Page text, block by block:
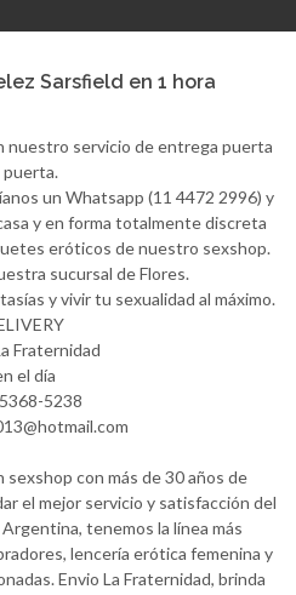
Sarsfield en 1 hora
nuestro servicio de entrega puerta
puerta.
un Whatsapp (11 4472 2996) y
y en forma totalmente discreta
eróticos de nuestro sexshop.
sucursal de Flores.
y vivir tu sexualidad al máximo.
Fraternidad
el día
5238
sexshop con más de 30 años de
el mejor servicio y satisfacción del
tenemos la línea más
lencería erótica femenina y
Envio La Fraternidad, brinda